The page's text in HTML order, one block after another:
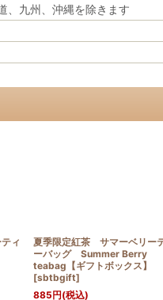
九州、沖縄を除きます
ィ
夏季限定紅茶 サマーベリー
ーバッグ Summer Berry
teabag【ギフトボックス】
[sbtbgift]
885円(税込)